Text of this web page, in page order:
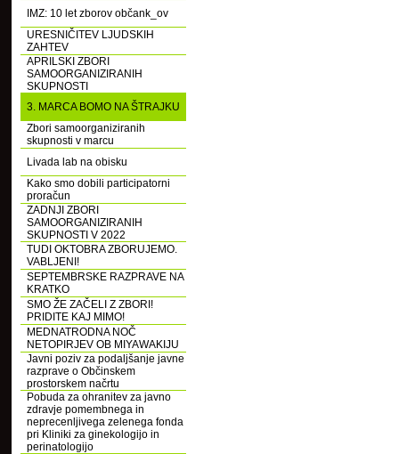
IMZ: 10 let zborov občank_ov
URESNIČITEV LJUDSKIH
ZAHTEV
APRILSKI ZBORI
SAMOORGANIZIRANIH
SKUPNOSTI
3. MARCA BOMO NA ŠTRAJKU
Zbori samoorganiziranih
skupnosti v marcu
Livada lab na obisku
Kako smo dobili participatorni
proračun
ZADNJI ZBORI
SAMOORGANIZIRANIH
SKUPNOSTI V 2022
TUDI OKTOBRA ZBORUJEMO.
VABLJENI!
SEPTEMBRSKE RAZPRAVE NA
KRATKO
SMO ŽE ZAČELI Z ZBORI!
PRIDITE KAJ MIMO!
MEDNATRODNA NOČ
NETOPIRJEV OB MIYAWAKIJU
Javni poziv za podaljšanje javne
razprave o Občinskem
prostorskem načrtu
Pobuda za ohranitev za javno
zdravje pomembnega in
neprecenljivega zelenega fonda
pri Kliniki za ginekologijo in
perinatologijo